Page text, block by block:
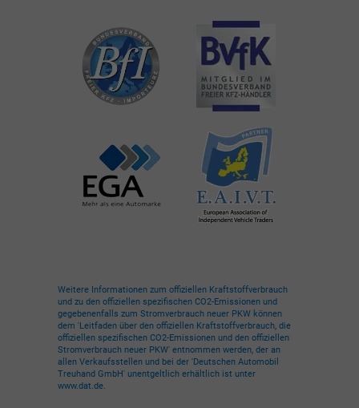
Weitere Informationen zum offiziellen Kraftstoffverbrauch
und zu den offiziellen spezifischen CO2-Emissionen und
gegebenenfalls zum Stromverbrauch neuer PKW können
dem 'Leitfaden über den offiziellen Kraftstoffverbrauch, die
offiziellen spezifischen CO2-Emissionen und den offiziellen
Stromverbrauch neuer PKW' entnommen werden, der an
allen Verkaufsstellen und bei der 'Deutschen Automobil
Treuhand GmbH' unentgeltlich erhältlich ist unter
www.dat.de.